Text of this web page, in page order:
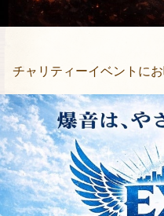
チャリティーイベントに